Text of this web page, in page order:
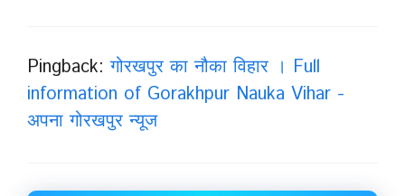
Pingback:गोरखपुर का नौका विहार । Full
information of Gorakhpur Nauka Vihar -
अपना गोरखपुर न्यूज